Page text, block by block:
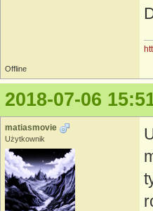
Offline
2018-07-06
matiasmovie
Użytkownik